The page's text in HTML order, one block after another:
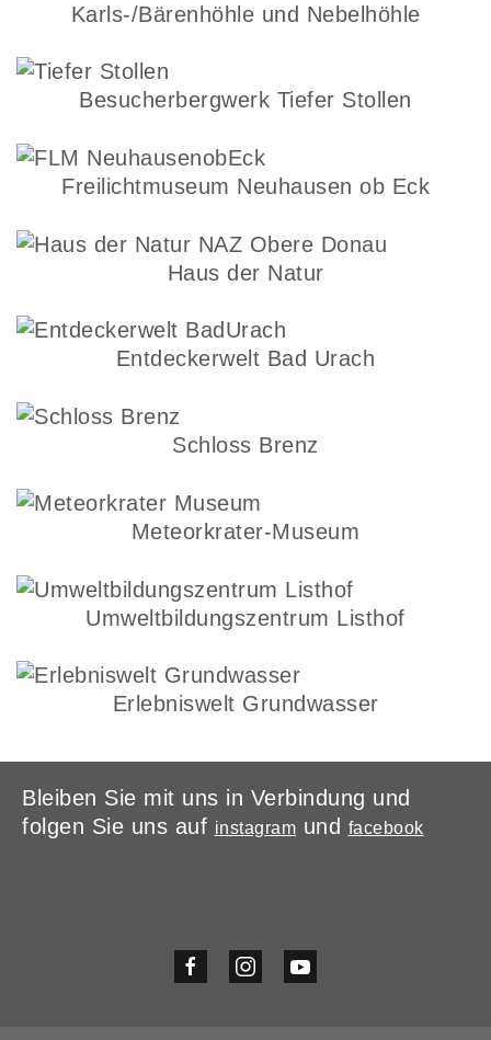
Karls-/Bärenhöhle und Nebelhöhle
Besucherbergwerk Tiefer Stollen
Freilichtmuseum Neuhausen ob Eck
Haus der Natur
Entdeckerwelt Bad Urach
Schloss Brenz
Meteorkrater-Museum
Umweltbildungszentrum Listhof
Erlebniswelt Grundwasser
Bleiben Sie mit uns in Verbindung und
folgen Sie uns auf instagram und facebook